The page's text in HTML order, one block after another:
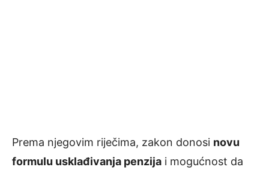
Prema njegovim riječima, zakon donosi novu
formulu usklađivanja penzija i mogućnost da